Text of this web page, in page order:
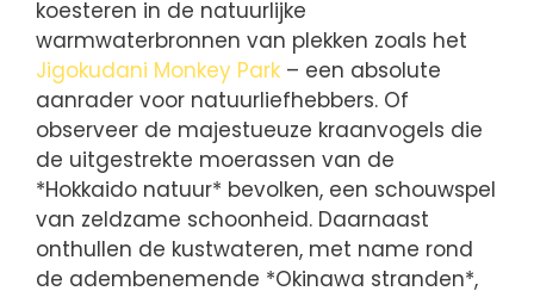
koesteren in de natuurlijke
warmwaterbronnen van plekken zoals het
Jigokudani Monkey Park – een absolute
aanrader voor natuurliefhebbers. Of
observeer de majestueuze kraanvogels die
de uitgestrekte moerassen van de
*Hokkaido natuur* bevolken, een schouwspel
van zeldzame schoonheid. Daarnaast
onthullen de kustwateren, met name rond
de adembenemende *Okinawa stranden*,